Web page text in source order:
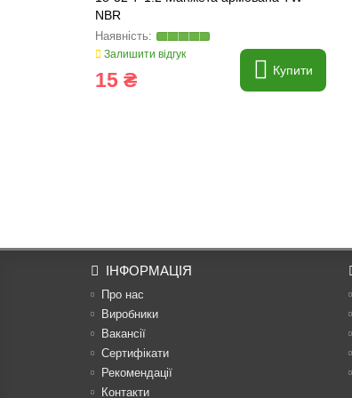
NBR
Залишити відгук
15 ₴ Купити
ІНФОРМАЦІЯ
Про нас
Виробники
Вакансії
Сертифікати
Рекомендації
Контакти